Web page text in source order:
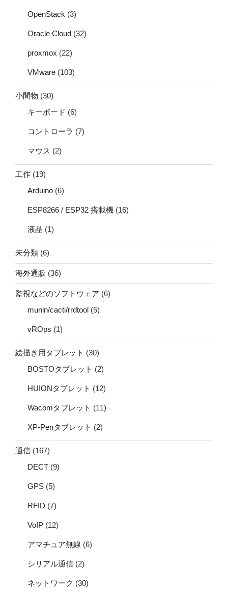
OpenStack (3)
Oracle Cloud (32)
proxmox (22)
VMware (103)
小間物 (30)
キーボード (6)
コントローラ (7)
マウス (2)
工作 (19)
Arduino (6)
ESP8266 / ESP32 搭載機 (16)
液晶 (1)
未分類 (6)
海外通販 (36)
監視などのソフトウェア (6)
munin/cacti/rrdtool (5)
vROps (1)
絵描き用タブレット (30)
BOSTOタブレット (2)
HUIONタブレット (12)
Wacomタブレット (11)
XP-Penタブレット (2)
通信 (167)
DECT (9)
GPS (5)
RFID (7)
VoIP (12)
アマチュア無線 (6)
シリアル通信 (2)
ネットワーク (30)